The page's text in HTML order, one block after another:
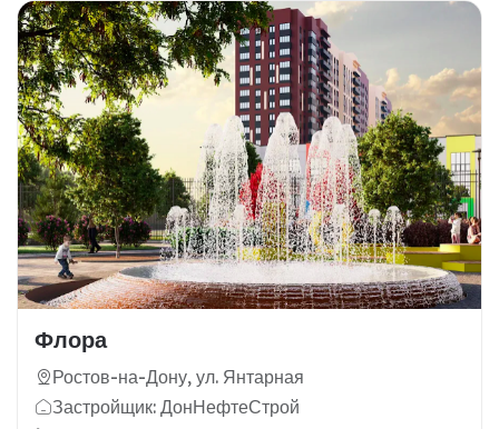
Флора
Ростов-на-Дону, ул. Янтарная
Застройщик: ДонНефтеСтрой